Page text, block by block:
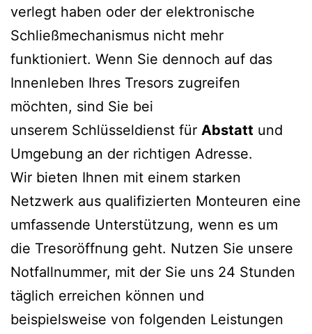
verlegt haben oder der elektronische
Schließmechanismus nicht mehr
funktioniert. Wenn Sie dennoch auf das
Innenleben Ihres Tresors zugreifen
möchten, sind Sie bei
unserem Schlüsseldienst für Abstatt und
Umgebung an der richtigen Adresse.
Wir bieten Ihnen mit einem starken
Netzwerk aus qualifizierten Monteuren eine
umfassende Unterstützung, wenn es um
die Tresoröffnung geht. Nutzen Sie unsere
Notfallnummer, mit der Sie uns 24 Stunden
täglich erreichen können und
beispielsweise von folgenden Leistungen